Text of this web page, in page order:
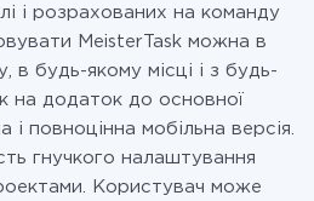
і розрахованих на команду
MeisterTask можна в
в будь-якому місці і з будь-
на додаток до основної
і повноцінна мобільна версія.
гнучкого налаштування
Користувач може